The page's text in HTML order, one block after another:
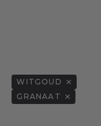
WITGOUD
GRANAAT